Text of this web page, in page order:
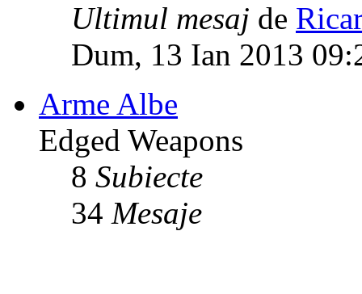
Ultimul mesaj de
Dum, 13 Ian 2013
Arme Albe
Edged Weapons
8 Subiecte
34 Mesaje